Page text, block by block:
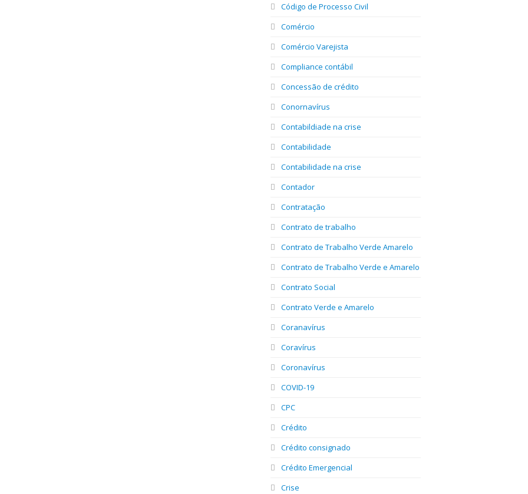
Código de Processo Civil
Comércio
Comércio Varejista
Compliance contábil
Concessão de crédito
Conornavírus
Contabildiade na crise
Contabilidade
Contabilidade na crise
Contador
Contratação
Contrato de trabalho
Contrato de Trabalho Verde Amarelo
Contrato de Trabalho Verde e Amarelo
Contrato Social
Contrato Verde e Amarelo
Coranavírus
Coravírus
Coronavírus
COVID-19
CPC
Crédito
Crédito consignado
Crédito Emergencial
Crise